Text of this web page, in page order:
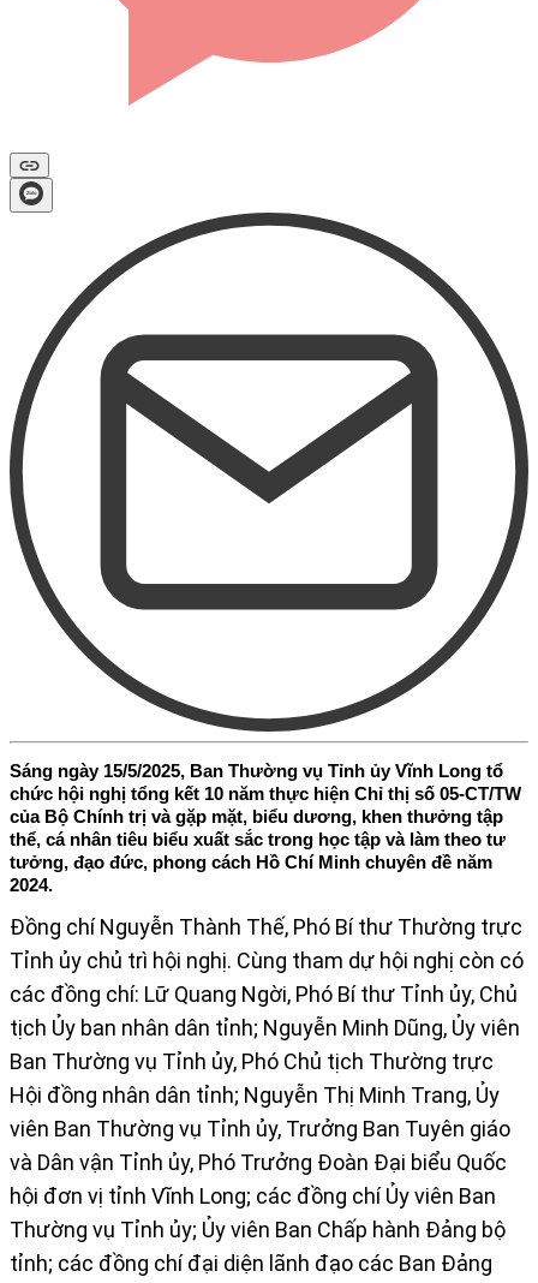
Sáng ngày 15/5/2025, Ban Thường vụ Tỉnh ủy Vĩnh Long tổ
chức hội nghị tổng kết 10 năm thực hiện Chỉ thị số 05-CT/TW
của Bộ Chính trị và gặp mặt, biểu dương, khen thưởng tập
thể, cá nhân tiêu biểu xuất sắc trong học tập và làm theo tư
tưởng, đạo đức, phong cách Hồ Chí Minh chuyên đề năm
2024.
Đồng chí Nguyễn Thành Thế, Phó Bí thư Thường trực
Tỉnh ủy chủ trì hội nghị. Cùng tham dự hội nghị còn có
các đồng chí: Lữ Quang Ngời, Phó Bí thư Tỉnh ủy, Chủ
tịch Ủy ban nhân dân tỉnh; Nguyễn Minh Dũng, Ủy viên
Ban Thường vụ Tỉnh ủy, Phó Chủ tịch Thường trực
Hội đồng nhân dân tỉnh; Nguyễn Thị Minh Trang, Ủy
viên Ban Thường vụ Tỉnh ủy, Trưởng Ban Tuyên giáo
và Dân vận Tỉnh ủy, Phó Trưởng Đoàn Đại biểu Quốc
hội đơn vị tỉnh Vĩnh Long; các đồng chí Ủy viên Ban
Thường vụ Tỉnh ủy; Ủy viên Ban Chấp hành Đảng bộ
tỉnh; các đồng chí đại diện lãnh đạo các Ban Đảng